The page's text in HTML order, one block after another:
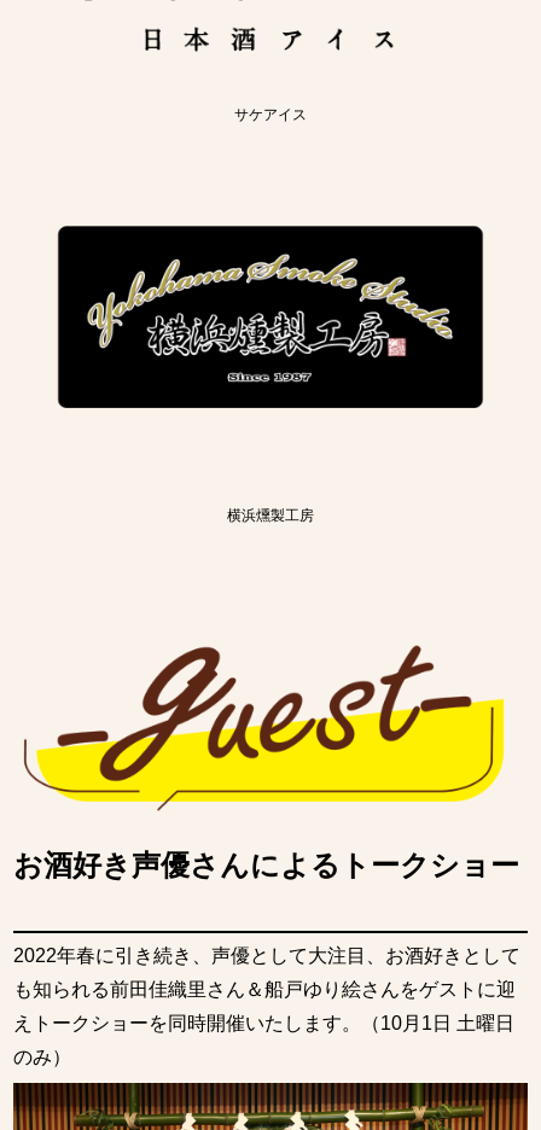
サケアイス
横浜燻製工房
お酒好き声優さんによるトークショー
2022年春に引き続き、声優として大注目、お酒好きとして
も知られる前田佳織里さん＆船戸ゆり絵さんをゲストに迎
えトークショーを同時開催いたします。（10月1日 土曜日
のみ）